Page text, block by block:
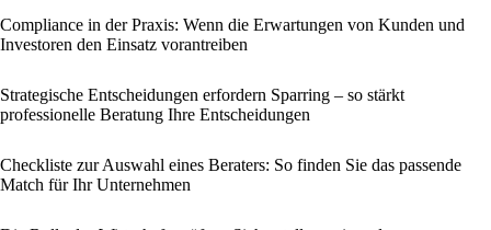
Compliance in der Praxis: Wenn die Erwartungen von Kunden und
Investoren den Einsatz vorantreiben
Strategische Entscheidungen erfordern Sparring – so stärkt
professionelle Beratung Ihre Entscheidungen
Checkliste zur Auswahl eines Beraters: So finden Sie das passende
Match für Ihr Unternehmen